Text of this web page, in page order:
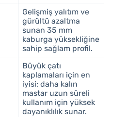
Gelişmiş yalıtım ve
gürültü azaltma
sunan 35 mm
kaburga yüksekliğine
sahip sağlam profil.
Büyük çatı
kaplamaları için en
iyisi; daha kalın
mastar uzun süreli
kullanım için yüksek
dayanıklılık sunar.